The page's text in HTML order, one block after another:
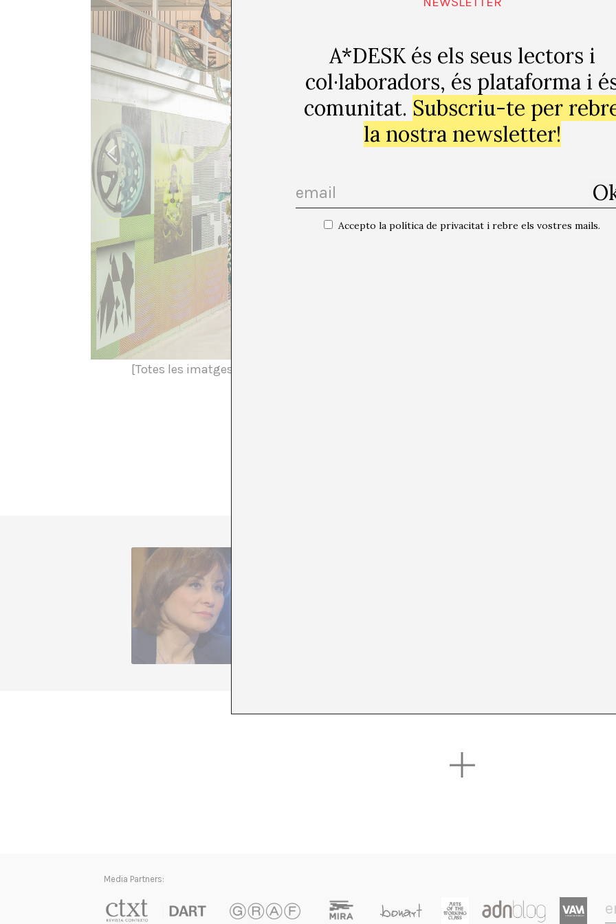
[Totes les imatges són cortesia dels artistes i ADN Galeria. Fotografies: Roberto Ruiz]
Media Partners:
A*DESK és els seus lectors i
col·laboradors, és plataforma i
comunitat. Subscriu-te per
la nostra newsletter!
Accepto la política de privacitat i rebre els vostres mails.